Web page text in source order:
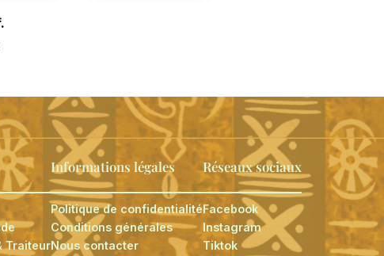
Traiteur
Informations légales
Politique de confidentialité
Conditions générales
Nous contacter
Réseaux sociaux
Facebook
Instagram
Tiktok